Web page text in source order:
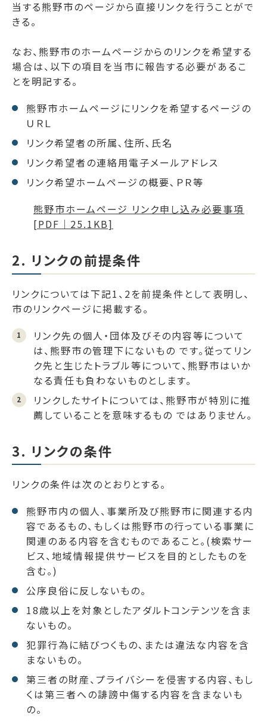
当する熊野市のページから直接リンクを行うことがで
きる。
なお、熊野市のホームページからのリンクを希望する
場合は、以下の項目を当市に報告する必要があるこ
とを明記する。
熊野市ホームページにリンクを希望するページの
ＵＲＬ
リンク希望者の所属､住所､氏名
リンク希望者の連絡用電子メールアドレス
リンク希望ホームページの概要､ＰＲ等
熊野市ホームページ リンク申し込み必要事項
[PDF｜25.1KB]
2. リンクの前提条件
リンクについては下記1、2を前提条件として表明し、
市のリンクページに掲載する。
リンク先の個人・団体及びその内容等について
は、熊野市の管理下にないもの です。従ってリン
ク先と生じたトラブル等について、熊野市はいか
なる責任も負わないものとします。
リンクしたサイトについては、熊野市が特別に推
薦していることを意味するもの ではありません。
3. リンクの条件
リンクの条件は次のとおりとする。
熊野市内の個人、事業所及び熊野市に関連する内
容であるもの、もしくは熊野市の行っている事業に
関連のある内容を含むものであること。(検索サー
ビス、地域情報提供サービスを目的としたものを
含む。)
公序良俗に反しないもの。
18歳以上を対象としたアダルトコンテンツを含ま
ないもの。
犯罪行為に結びつくもの､または違法な内容を含
まないもの。
第三者の財産、プライバシーを侵害する内容、もし
くは第三者への誹謗中傷する内容を含まないも
の。